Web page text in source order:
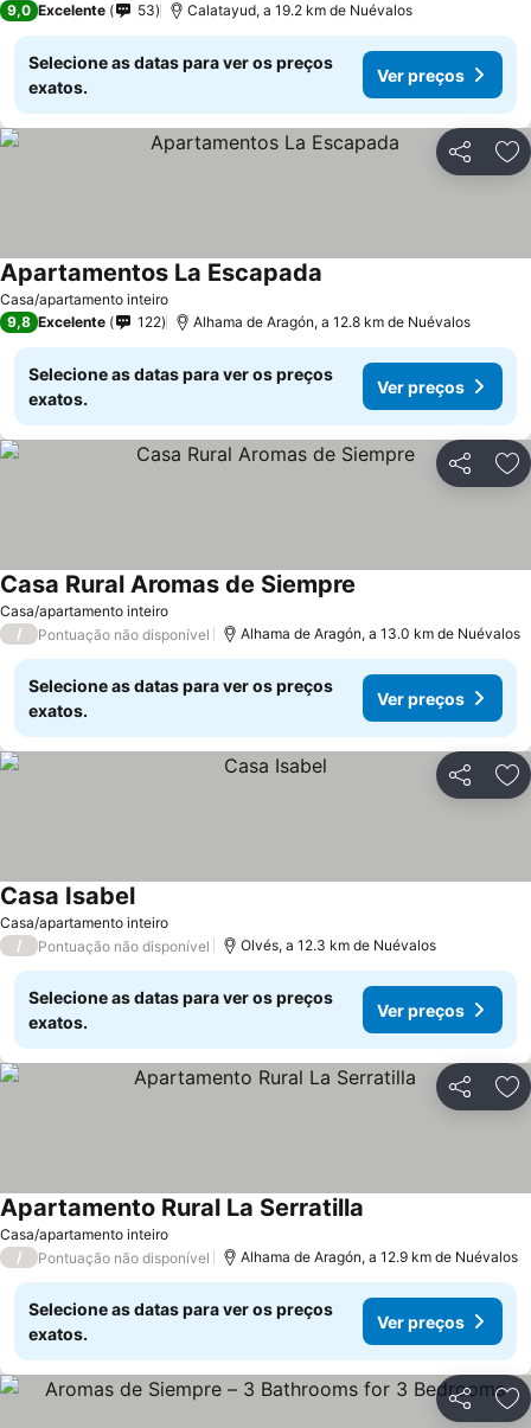
9,0 Excelente 53 Calatayud, a 19.2 km de Nuévalos
Selecione as datas para ver os preços
exatos.
Ver preços
Partilhar
Casa/apartamento inteiro
Apartamentos La Escapada
9,8 Excelente 122 Alhama de Aragón, a 12.8 km de Nuévalos
Selecione as datas para ver os preços
exatos.
Ver preços
Partilhar
Casa/apartamento inteiro
Casa Rural Aromas de Siempre
/ Pontuação não disponível Alhama de Aragón, a 13.0 km de Nuévalos
Selecione as datas para ver os preços
exatos.
Ver preços
Partilhar
Casa/apartamento inteiro
Casa IsabelVer preços
/ Pontuação não disponível Olvés, a 12.3 km de Nuévalos
Selecione as datas para ver os preços
exatos.
Ver preços
Partilhar
Casa/apartamento inteiro
Apartamento Rural La Serratilla
/ Pontuação não disponível Alhama de Aragón, a 12.9 km de Nuévalos
Selecione as datas para ver os preços
exatos.
Ver preços
Partilhar